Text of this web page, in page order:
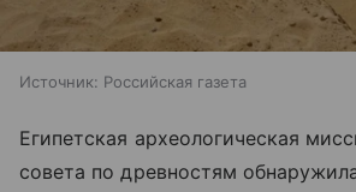
Источник: Российская газета
Египетская археологическая
совета по древностям